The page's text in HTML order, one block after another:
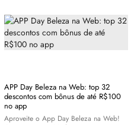
APP Day Beleza na Web: top 32
descontos com bônus de até R$100
no app
Aproveite o App Day Beleza na Web!